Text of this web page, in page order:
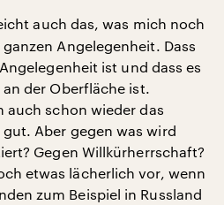
auch das, was mich noch
Angelegenheit. Dass
ist und dass es
der Oberfläche ist.
auch schon wieder das
Aber gegen was wird
Gegen Willkürherrschaft?
etwas lächerlich vor, wenn
zum Beispiel in Russland